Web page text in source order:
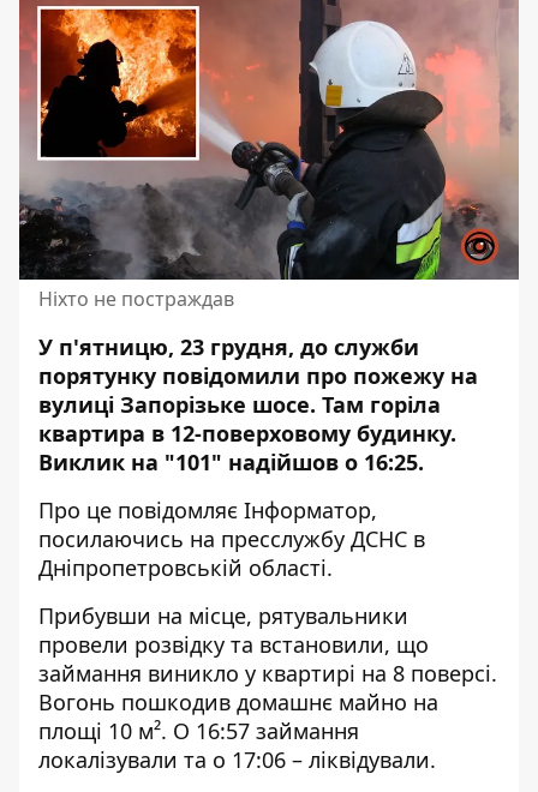
Ніхто не постраждав
У п'ятницю, 23 грудня, до служби
порятунку повідомили про пожежу на
вулиці Запорізьке шосе. Там горіла
квартира в 12-поверховому будинку.
Виклик на "101" надійшов о 16:25.
Про це повідомляє Інформатор,
посилаючись на пресслужбу ДСНС в
Дніпропетровській області.
Прибувши на місце, рятувальники
провели розвідку та встановили, що
займання виникло у квартирі на 8 поверсі.
Вогонь пошкодив домашнє майно на
площі 10 м². О 16:57 займання
локалізували та о 17:06 – ліквідували.